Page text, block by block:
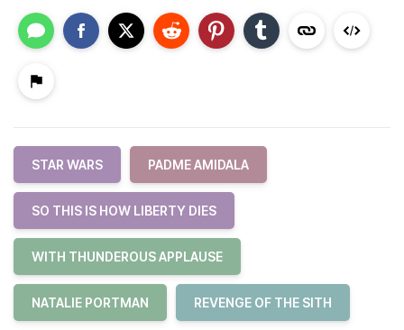
STAR WARS PADME AMIDALA
SO THIS IS HOW LIBERTY DIES
WITH THUNDEROUS APPLAUSE
NATALIE PORTMAN REVENGE OF THE SITH